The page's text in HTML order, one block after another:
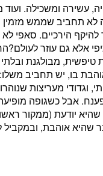
עשירה ומשכילה. ועוד
לא תחביב שממש
להיקף הירכיים.
אלא גם עוזר
מבולגנת
בו, יש תחביב
וגדודי מעריצות
אבל כשגופה
יודעת (ממקור